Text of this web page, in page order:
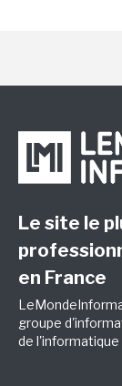
Le site le
en France
groupe
de l'informatique